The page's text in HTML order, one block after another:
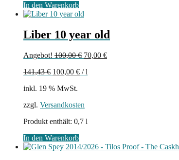
In den Warenkorb
Liber 10 year old
Angebot! 100,00€ Ursprünglicher
war:
70,00 €Aktueller
141,43€ 100,00 € /l
inkl. 19 % MwSt.
zzgl. Versandkosten
Produkt enthält: 0,7 l
In den Warenkorb